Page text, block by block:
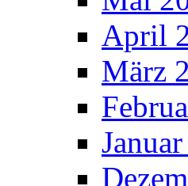
April
März